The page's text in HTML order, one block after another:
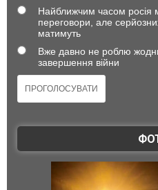
Найближчим часом росія
переговори, але
матимуть
Вже давно не роблю
завершення війни